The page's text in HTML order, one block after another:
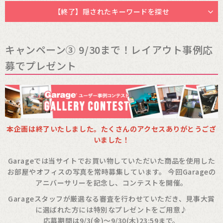
【終了】隠されたキーワードを探せ
キャンペーン③ 9/30まで！レイアウト事例応
募でプレゼント
本企画は終了いたしました。たくさんのアクセスありがとうござ
いました！
Garageでは当サイトでお買い物していただいた商品を使用した
お部屋やオフィスの写真を常時募集しています。
今回Garageの
アニバーサリーを記念し、コンテストを開催。
Garageスタッフが厳選なる審査を行わせていただき、見事大賞
に選ばれた方には特別なプレゼントをご用意♪
応募期間は9/3(金)～9/30(木)23:59まで。